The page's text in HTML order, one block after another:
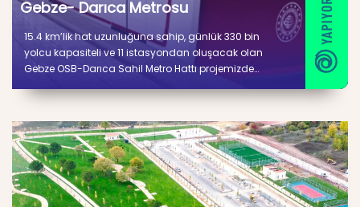
Gebze- Darıca Metrosu
15.4 km’lik hat uzunluğuna sahip, günlük 330 bin
yolcu kapasiteli ve 11 istasyondan oluşacak olan
Gebze OSB-Darıca Sahil Metro Hattı projemizde
hızıyla devam etmektedir.